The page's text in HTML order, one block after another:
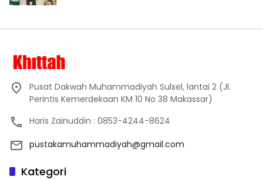
Pusat Dakwah Muhammadiyah Sulsel, lantai 2 (Jl.
Perintis Kemerdekaan KM 10 No 38 Makassar)
Haris Zainuddin : 0853-4244-8624
pustakamuhammadiyah@gmail.com
Kategori